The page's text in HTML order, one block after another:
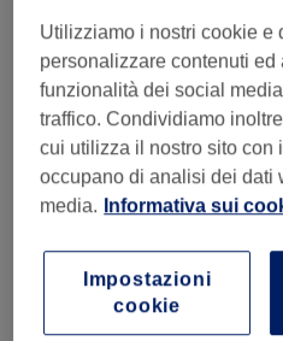
Reveal Estetica
4,8
136
Rimozione
Utilizziamo i nostri cookie e
personalizzare contenuti ed
funzionalità dei social
traffico. Condividiamo
cui utilizza il nostro sito con
occupano di analisi dei dati
media. Informativa sui
Impostazioni
cookie